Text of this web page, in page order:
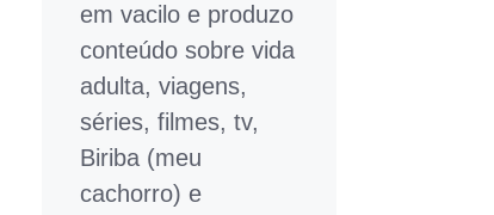
em vacilo e produzo
conteúdo sobre vida
adulta, viagens,
séries, filmes, tv,
Biriba (meu
cachorro) e